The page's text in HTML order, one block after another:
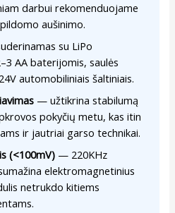
darbui rekomenduojame
aušinimo.
su LiPo
AA baterijomis, saulės
automobiliniais šaltiniais.
— užtikrina stabilumą
pokyčių metu, kas itin
ir jautriai garso technikai.
(<100mV) — 220KHz
elektromagnetinius
netrukdo kitiems